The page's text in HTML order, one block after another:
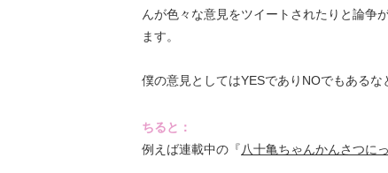
んが色々な意見をツイートされたりと論争
ます。
僕の意見としてはYESでありNOでもあるな
ちると：
例えば連載中の『八十亀ちゃんかんさつに